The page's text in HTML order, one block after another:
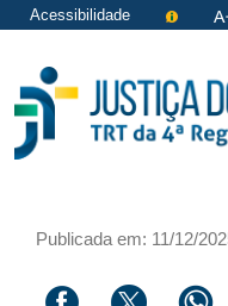
Acessibilidade
Publicada em: 11/12/
Compartilhar via
Compartilhar